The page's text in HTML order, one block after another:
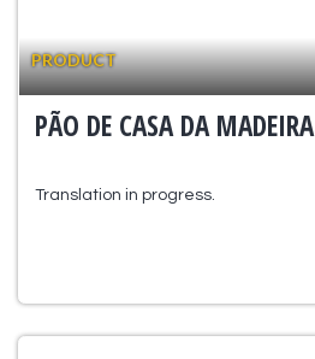
PRODUCT
PÃO DE CASA DA MADEIRA
Translation in progress.